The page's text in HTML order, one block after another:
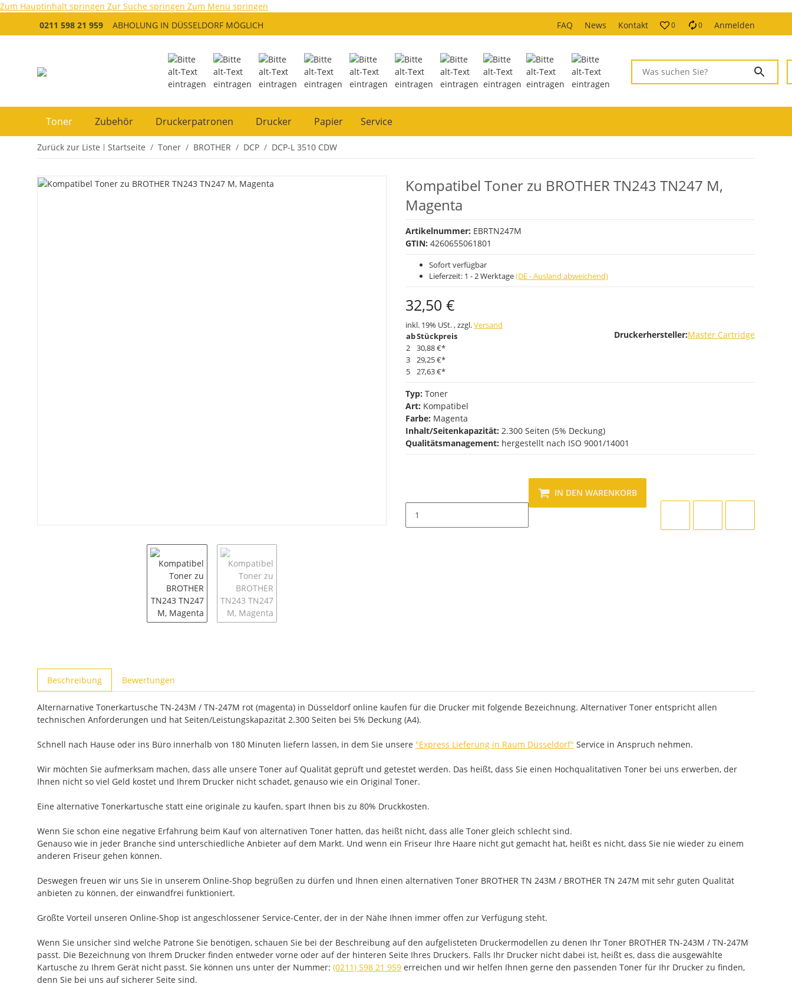
Zum Hauptinhalt springen Zur Suche springen Zum Menü springen
0211 598 21 959
ABHOLUNG IN DÜSSELDORF MÖGLICH FAQ News Kontakt 0 0 Anmelden
Toner Zubehör Druckerpatronen Drucker Papier Service
Zurück zur Liste Startseite Toner BROTHER DCP DCP-L 3510 CDW
Kompatibel Toner zu BROTHER TN243 TN247 M,
Magenta
Artikelnummer: EBRTN247M
GTIN: 4260655061801
Sofort verfügbar
Lieferzeit: 1 - 2 Werktage(DE - Ausland abweichend)
32,50 €
inkl. 19% USt. , zzgl.Versand
abStückpreis
2
30,88 €*
3
29,25 €*
5
27,63 €*
Druckerhersteller:Master Cartridge
Typ: Toner
Art: Kompatibel
Farbe: Magenta
Inhalt/Seitenkapazität: 2.300 Seiten (5% Deckung)
Qualitätsmanagement: hergestellt nach ISO 9001/14001
IN DEN WARENKORB
weitere Registerkarten anzeigen
Beschreibung Bewertungen
Alternarnative Tonerkartusche TN-243M / TN-247M rot (magenta) in Düsseldorf online kaufen für die Drucker mit folgende Bezeichnung. Alternativer Toner entspricht allen
technischen Anforderungen und hat Seiten/Leistungskapazität 2.300 Seiten bei 5% Deckung (A4).
Schnell nach Hause oder ins Büro innerhalb von 180 Minuten liefern lassen, in dem Sie unsere "Express Lieferung in Raum Düsseldorf" Service in Anspruch nehmen.
Wir möchten Sie aufmerksam machen, dass alle unsere Toner auf Qualität geprüft und getestet werden. Das heißt, dass Sie einen Hochqualitativen Toner bei uns erwerben, der
Ihnen nicht so viel Geld kostet und Ihrem Drucker nicht schadet, genauso wie ein Original Toner.
Eine alternative Tonerkartusche statt eine originale zu kaufen, spart Ihnen bis zu 80% Druckkosten.
Wenn Sie schon eine negative Erfahrung beim Kauf von alternativen Toner hatten, das heißt nicht, dass alle Toner gleich schlecht sind.
Genauso wie in jeder Branche sind unterschiedliche Anbieter auf dem Markt. Und wenn ein Friseur Ihre Haare nicht gut gemacht hat, heißt es nicht, dass Sie nie wieder zu einem
anderen Friseur gehen können.
Deswegen freuen wir uns Sie in unserem Online-Shop begrüßen zu dürfen und Ihnen einen alternativen Toner BROTHER TN 243M / BROTHER TN 247M mit sehr guten Qualität
anbieten zu können, der einwandfrei funktioniert.
Größte Vorteil unseren Online-Shop ist angeschlossener Service-Center, der in der Nähe Ihnen immer offen zur Verfügung steht.
Wenn Sie unsicher sind welche Patrone Sie benötigen, schauen Sie bei der Beschreibung auf den aufgelisteten Druckermodellen zu denen Ihr Toner BROTHER TN-243M / TN-247M
passt. Die Bezeichnung von Ihrem Drucker finden entweder vorne oder auf der hinteren Seite Ihres Druckers. Falls Ihr Drucker nicht dabei ist, heißt es, dass die ausgewählte
Kartusche zu Ihrem Gerät nicht passt. Sie können uns unter der Nummer: (0211) 598 21 959 erreichen und wir helfen Ihnen gerne den passenden Toner für Ihr Drucker zu finden,
denn Sie bei uns auf sicherer Seite sind.